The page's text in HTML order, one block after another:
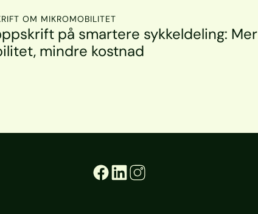
OM MIKROMOBILITET
på smartere sykkeldeling: Mer
mindre kostnad